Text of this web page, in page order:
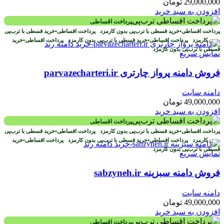
افزودن به سبد خرید
پرداخت اقساطی
پرداخت اقساطی•خرید قسطی با ترب‌پی بدون کارمزد پرداخت اقساطی•خرید قسطی با ترب‌پی
بدون کارمزد پرداخت اقساطی•خرید قسطی با ترب‌پی بدون کارمزد پرداخت اقساطی•خرید
قسطی با ترب‌پی بدون کارمزد
نمایش سریع
فروش دامنه پرواز چارتری parvazecharteri.ir
دامنه سایت
49,000,000 تومان
افزودن به سبد خرید
پرداخت اقساطی
پرداخت اقساطی•خرید قسطی با ترب‌پی بدون کارمزد پرداخت اقساطی•خرید قسطی با ترب‌پی
بدون کارمزد پرداخت اقساطی•خرید قسطی با ترب‌پی بدون کارمزد پرداخت اقساطی•خرید
قسطی با ترب‌پی بدون کارمزد
نمایش سریع
فروش دامنه سبزینه sabzyneh.ir
دامنه سایت
49,000,000 تومان
افزودن به سبد خرید
پرداخت اقساطی